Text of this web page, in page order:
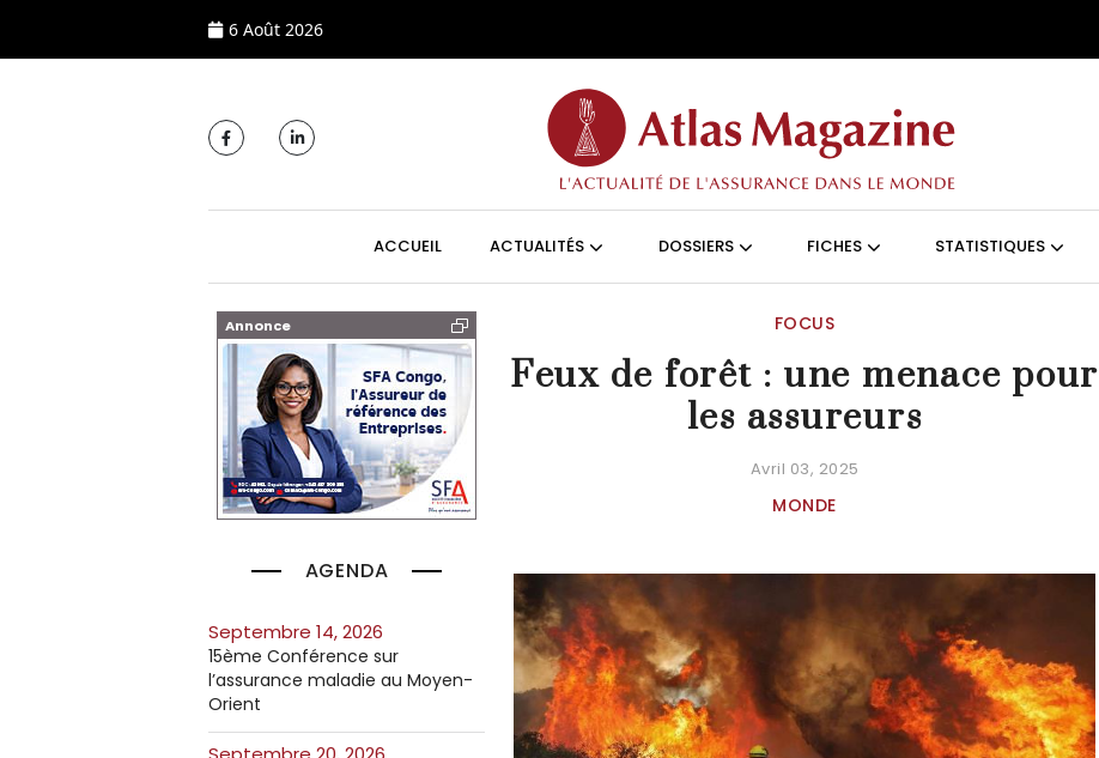
6 Août 2026
ACCUEIL ACTUALITÉS DOSSIERS FICHES STATISTIQUES
Annonce
AGENDA
septembre 14, 2026
15ème Conférence sur
l’assurance maladie au Moyen-
Orient
FOCUS
Feux de forêt : une menace pour
les assureurs
Avril 03, 2025
MONDE